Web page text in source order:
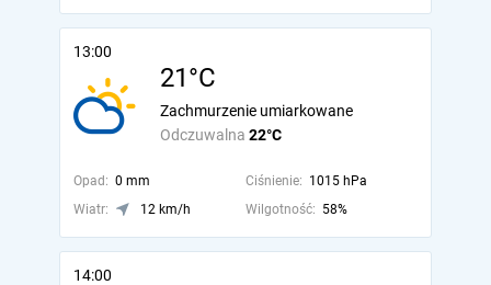
13:00
21°C
Odczuwalna 22°C
Zachmurzenie umiarkowane
Opad: 0 mm Ciśnienie: 1015 hPa
Wiatr:
12 km/h Wilgotność: 58%
14:00